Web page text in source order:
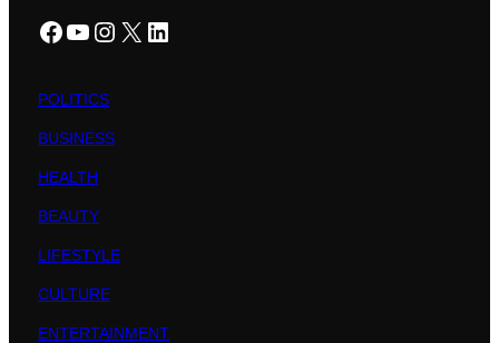
Facebook YouTube Instagram X LinkedIn
POLITICS
BUSINESS
HEALTH
BEAUTY
LIFESTYLE
CULTURE
ENTERTAINMENT